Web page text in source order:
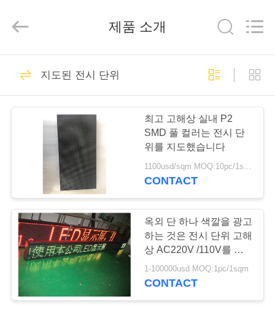
제
리
여
co.,
Led 광고 판 디스플
레이
야외 풀 컬러 Led 디
스플레이
95
제품 소개
지도된 전시 단위
최고 고해상 실내 P2
SMD 풀 컬러는 전시 단
위를 지도했습니다
1100usd/sqm MOQ:10pc/1sqm
CONTACT
옥외 단 하나 색깔을 광고
하는 것은 전시 단위 고해
상 AC220V /110V를 지
도했습니다
1-100000usd MOQ:1pc/1sqm
CONTACT